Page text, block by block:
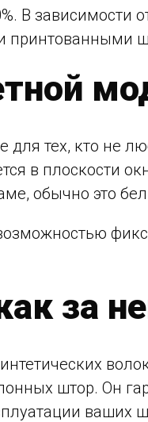
В зависимости
принтованными
тех, кто не
в плоскости
обычно это
за
штор. Он
ваших